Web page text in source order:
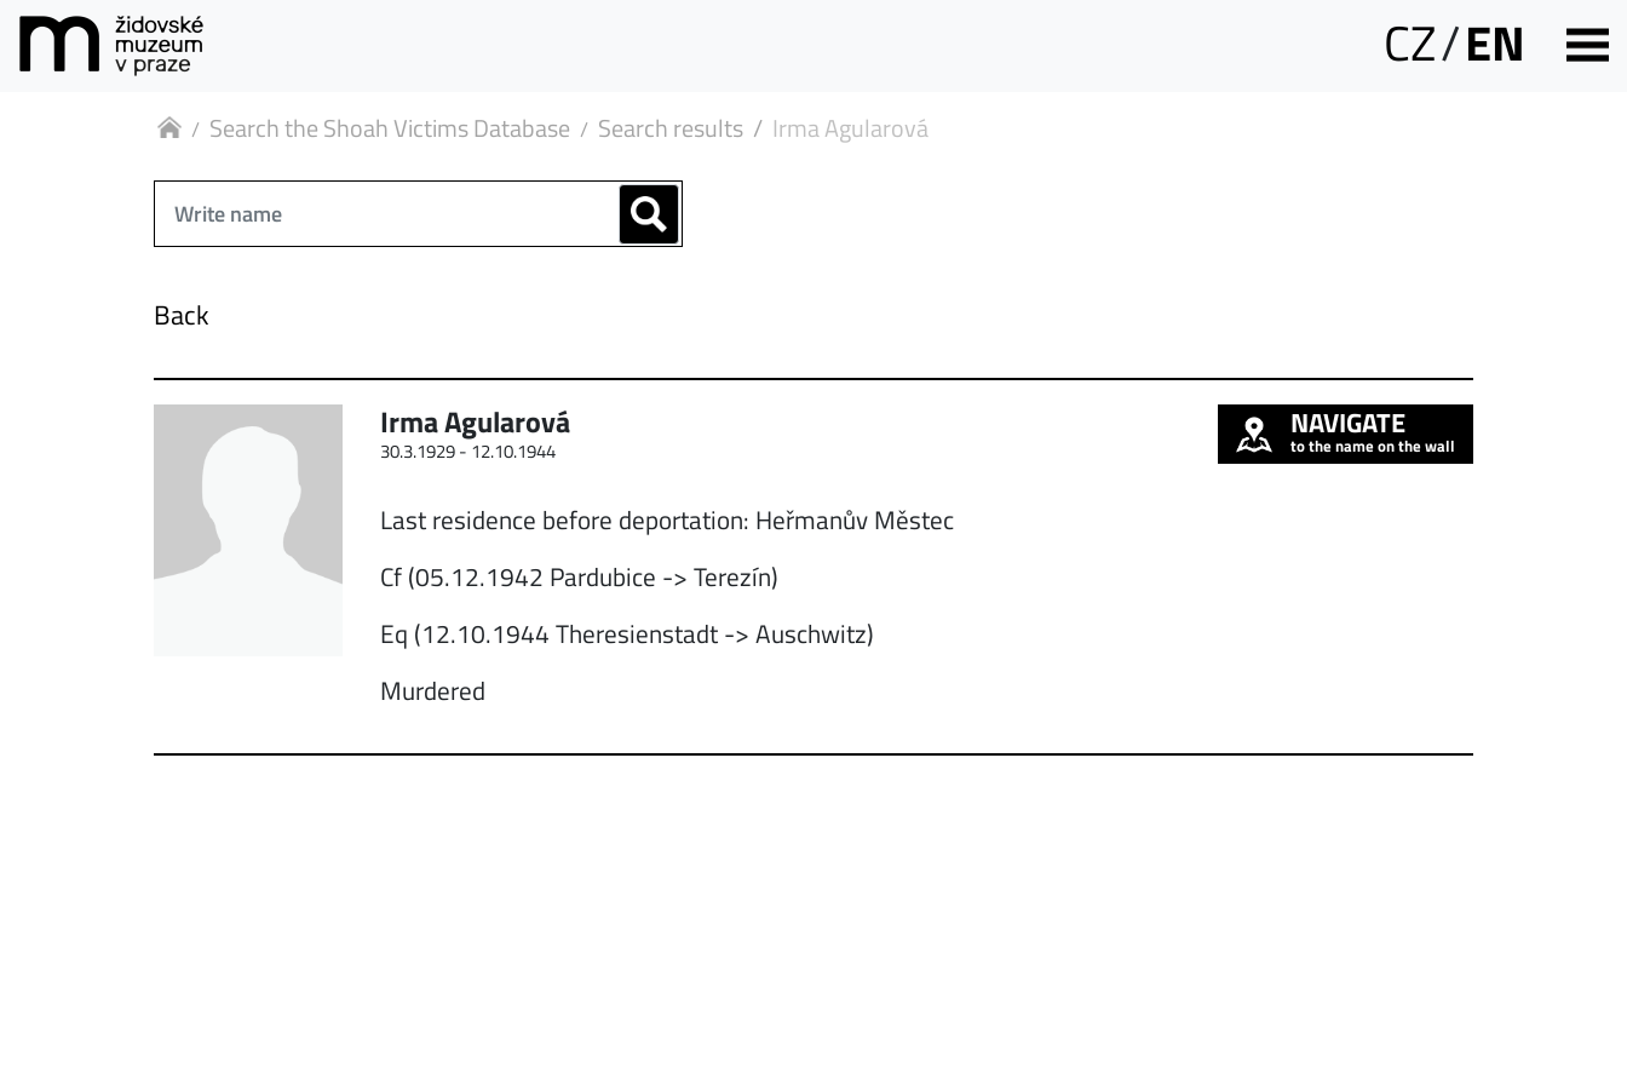
CZ/EN
Search the Shoah Victims Database Search results Irma Agularová
Back
NAVIGATE
to the name on the wall
Irma Agularová
30.3.1929 - 12.10.1944
Last residence before deportation: Heřmanův Městec
Cf (05.12.1942 Pardubice -> Terezín)
Eq (12.10.1944 Theresienstadt -> Auschwitz)
Murdered